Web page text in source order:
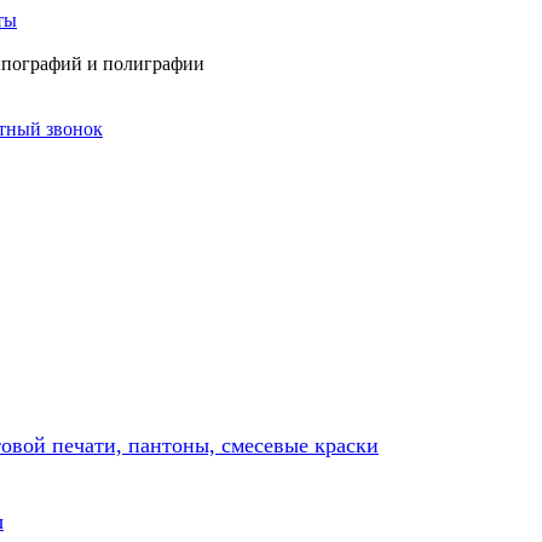
и полиграфии
звонок
печати, пантоны, смесевые краски